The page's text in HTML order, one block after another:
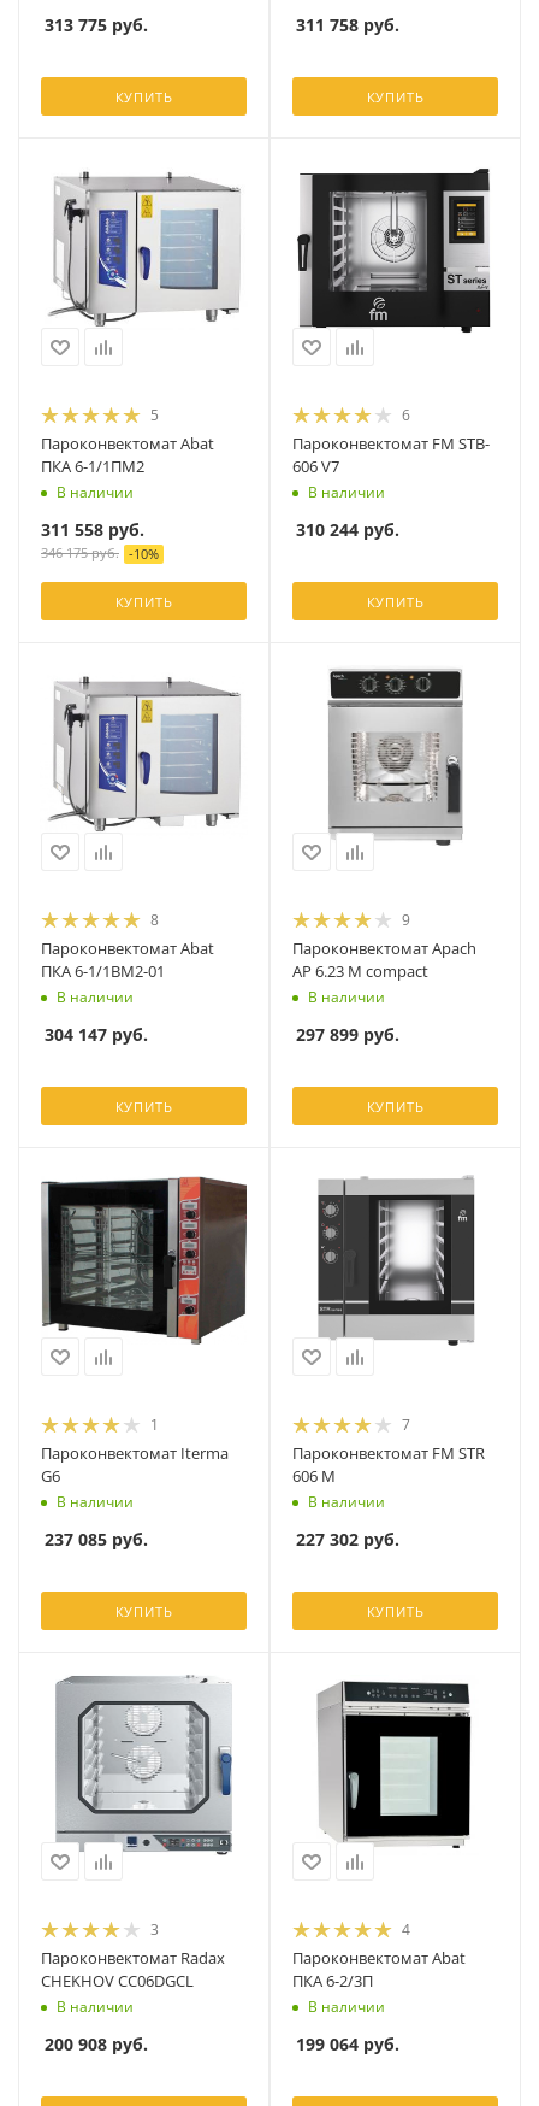
313 775 руб.
КУПИТЬ
311 758 руб.
КУПИТЬ
5
Пароконвектомат Abat
ПКА 6-1/1ПМ2
В наличии
311 558 руб.
346 175руб. -10%
КУПИТЬ
6
Пароконвектомат FM STB-
606 V7
В наличии
310 244 руб.
КУПИТЬ
8
Пароконвектомат Abat
ПКА 6-1/1ВМ2-01
В наличии
304 147 руб.
КУПИТЬ
9
Пароконвектомат Apach
AP 6.23 M compact
В наличии
297 899 руб.
КУПИТЬ
1
Пароконвектомат Iterma
G6
В наличии
237 085 руб.
КУПИТЬ
7
Пароконвектомат FM STR
606 M
В наличии
227 302 руб.
КУПИТЬ
3
Пароконвектомат Radax
CHEKHOV CC06DGCL
В наличии
200 908 руб.
4
Пароконвектомат Abat
ПКА 6-2/3П
В наличии
199 064 руб.